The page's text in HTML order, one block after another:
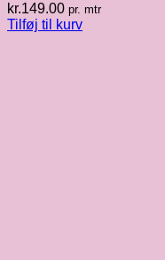
kr.149.00 pr. mtr
Tilføj til kurv